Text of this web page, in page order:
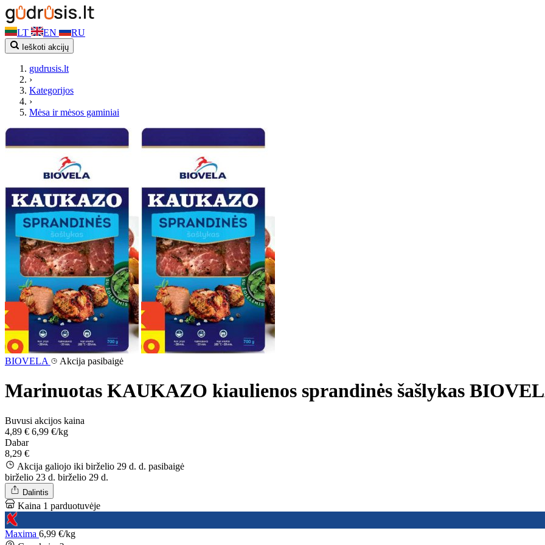
LT EN RU
Ieškoti akcijų
gudrusis.lt
›
Kategorijos
›
Mėsa ir mėsos gaminiai
BIOVELA Akcija pasibaigė
Marinuotas KAUKAZO kiaulienos sprandinės šašlykas
Buvusi akcijos kaina
4,89 € 6,99 €/kg
Dabar
8,29 €
Akcija galiojo iki birželio 29 d. d. pasibaigė
birželio 23 d. birželio 29 d.
Dalintis
Kaina 1 parduotuvėje
Maxima 6,99 €/kg